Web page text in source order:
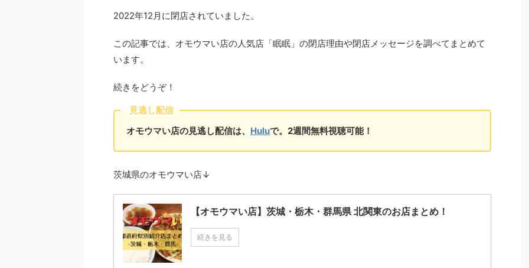
2022年12月に閉店されていました。
この記事では、オモウマい店の人気店「眠眠」の閉店理由や閉店メッセージを調べてまとめて
います。
続きをどうぞ！
見逃し配信
オモウマい店の見逃し配信は、 Huluで。2週間無料視聴可能！
茨城県のオモウマい店↓
【オモウマい店】茨城・栃木・群馬県 北関東のお店まとめ！
続きを見る